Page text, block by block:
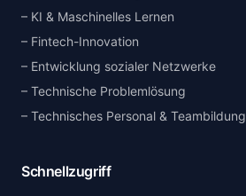
KI & Maschinelles Lernen
Fintech-Innovation
Entwicklung sozialer Netzwerke
Technische Problemlösung
Technisches Personal & Teambildung
Schnellzugriff